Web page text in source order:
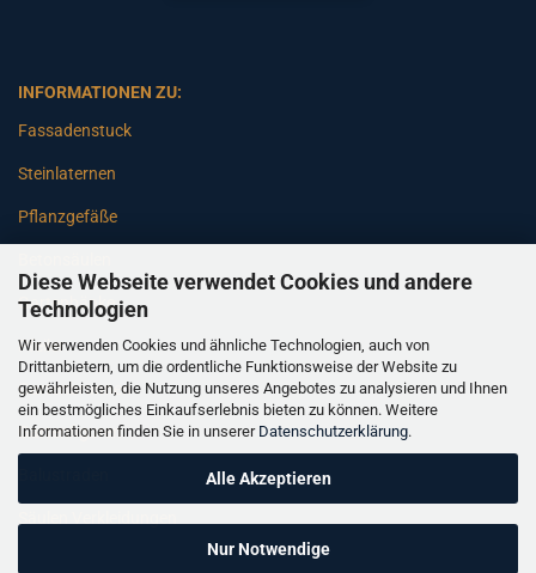
Diese Webseite verwendet Cookies und andere
Technologien
Wir verwenden Cookies und ähnliche Technologien, auch von
Drittanbietern, um die ordentliche Funktionsweise der Website zu
gewährleisten, die Nutzung unseres Angebotes zu analysieren und Ihnen
ein bestmögliches Einkaufserlebnis bieten zu können. Weitere
Informationen finden Sie in unserer Datenschutzerklärung.
Alle Akzeptieren
Nur Notwendige
INFORMATIONEN ZU:
Fassadenstuck
Steinlaternen
Pflanzgefäße
Gartenbänke
Pfeiler
Gartenbrunnen
Gartenfiguren